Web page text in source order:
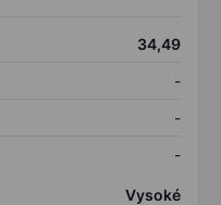
34,49
-
-
-
Vysoké